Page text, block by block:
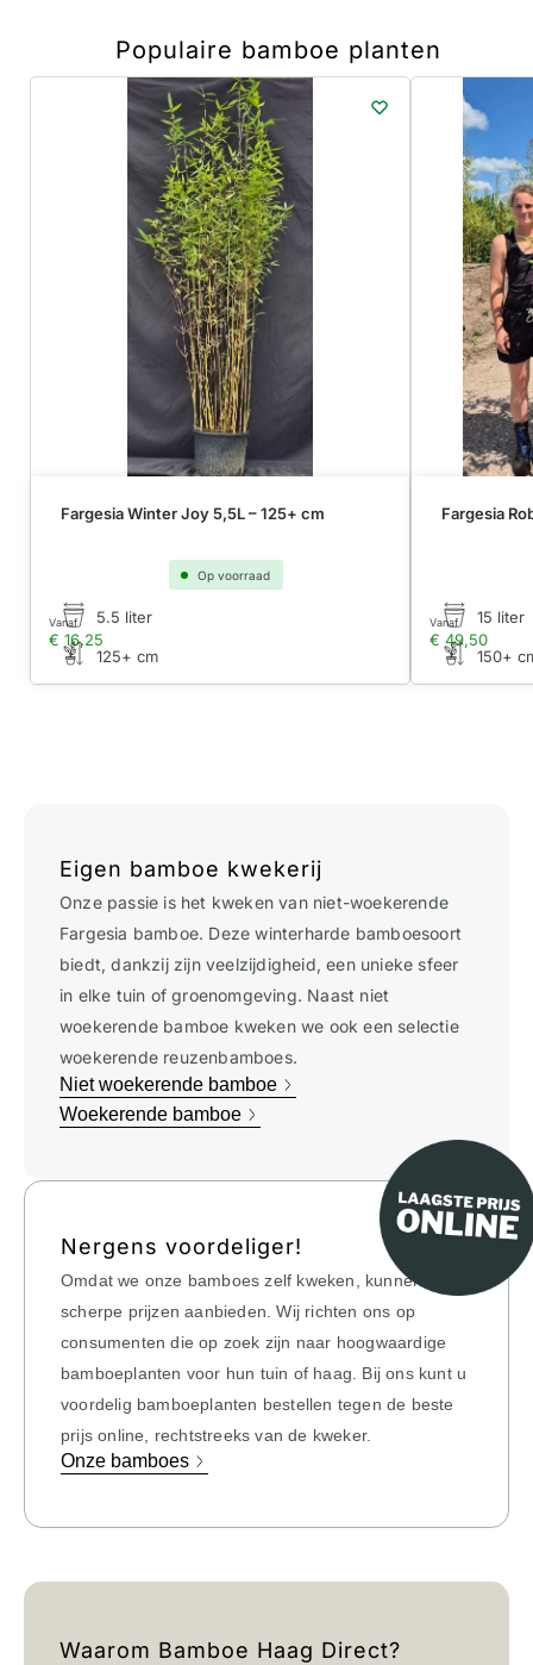
Populaire bamboe planten
Fargesia Winter Joy 5,5L – 125+ cm
Op voorraad
€ 16,25
Vanaf 5.5 liter
125+ cm
Fargesia
€ 49,50
Vanaf 15 liter
150+
Waarom Bamboe Haag Direct?
Eigen bamboe kwekerij
Onze passie is het kweken van niet-woekerende
Fargesia bamboe. Deze winterharde bamboesoort
biedt, dankzij zijn veelzijdigheid, een unieke sfeer
in elke tuin of groenomgeving. Naast niet
woekerende bamboe kweken we ook een selectie
woekerende reuzenbamboes.
Niet woekerende bamboe
Woekerende bamboe
Nergens voordeliger!
Omdat we onze bamboes zelf kweken, kunnen we
scherpe prijzen aanbieden. Wij richten ons op
consumenten die op zoek zijn naar hoogwaardige
bamboeplanten voor hun tuin of haag. Bij ons kunt u
voordelig bamboeplanten bestellen tegen de beste
prijs online, rechtstreeks van de kweker.
Onze bamboes